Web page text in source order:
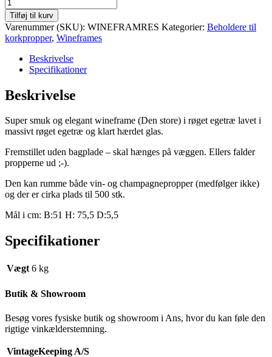
Tilføj til kurv
Varenummer (SKU): WINEFRAMRES Kategorier: Beholdere til
korkpropper, Wineframes
Beskrivelse
Specifikationer
Beskrivelse
Super smuk og elegant wineframe (Den store) i røget egetræ lavet i
massivt røget egetræ og klart hærdet glas.
Fremstillet uden bagplade – skal hænges på væggen. Ellers falder
propperne ud ;-).
Den kan rumme både vin- og champagnepropper (medfølger ikke)
og der er cirka plads til 500 stk.
Mål i cm: B:51 H: 75,5 D:5,5
Specifikationer
Vægt 6 kg
Butik & Showroom
Besøg vores fysiske butik og showroom i Ans, hvor du kan føle den
rigtige vinkælderstemning.
VintageKeeping A/S